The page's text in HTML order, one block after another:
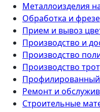
Металлоизделия
Обработка и
Прием и вывоз
Производство и
Производство
Производство
Профилированный
Ремонт и
Строительные